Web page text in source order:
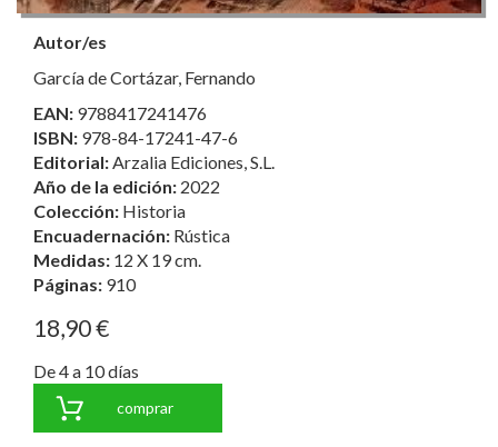
Autor/es
García de Cortázar, Fernando
EAN: 9788417241476
ISBN: 978-84-17241-47-6
Editorial: Arzalia Ediciones, S.L.
Año de la edición: 2022
Colección: Historia
Encuadernación: Rústica
Medidas: 12 X 19 cm.
Páginas: 910
18,90 €
De 4 a 10 días
comprar